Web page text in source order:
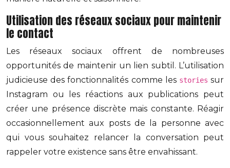
Utilisation des réseaux sociaux pour maintenir
le contact
Les réseaux sociaux offrent de nombreuses
opportunités de maintenir un lien subtil. L’utilisation
judicieuse des fonctionnalités comme les stories sur
Instagram ou les réactions aux publications peut
créer une présence discrète mais constante. Réagir
occasionnellement aux posts de la personne avec
qui vous souhaitez relancer la conversation peut
rappeler votre existence sans être envahissant.